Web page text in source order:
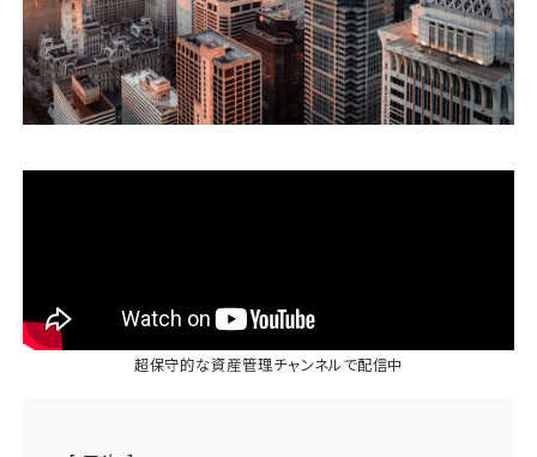
よくある質問
超保守的な資産管理チャンネルで配信中